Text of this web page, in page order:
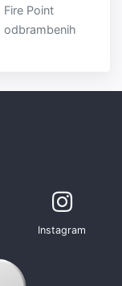
Point
odbrambenih
Instagram